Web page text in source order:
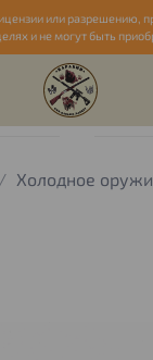
или разрешению,
и не могут быть
Холодное